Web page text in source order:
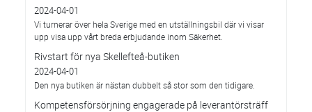
2024-04-01
Vi turnerar över hela Sverige med en utställningsbil där vi visar
upp visa upp vårt breda erbjudande inom Säkerhet.
Rivstart för nya Skellefteå-butiken
2024-04-01
Den nya butiken är nästan dubbelt så stor som den tidigare.
Kompetensförsörjning engagerade på leverantörsträff